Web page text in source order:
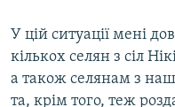
У цій ситуації мені
кількох селян з сіл
а також селянам з
та, крім того, теж